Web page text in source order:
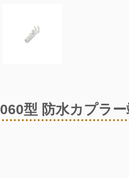
060型 防水カプラー